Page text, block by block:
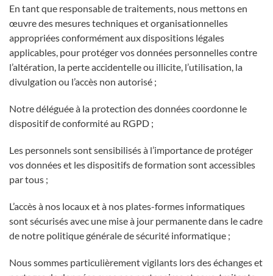
En tant que responsable de traitements, nous mettons en
œuvre des mesures techniques et organisationnelles
appropriées conformément aux dispositions légales
applicables, pour protéger vos données personnelles contre
l’altération, la perte accidentelle ou illicite, l’utilisation, la
divulgation ou l’accès non autorisé ;
Notre déléguée à la protection des données coordonne le
dispositif de conformité au RGPD ;
Les personnels sont sensibilisés à l’importance de protéger
vos données et les dispositifs de formation sont accessibles
par tous ;
L’accès à nos locaux et à nos plates-formes informatiques
sont sécurisés avec une mise à jour permanente dans le cadre
de notre politique générale de sécurité informatique ;
Nous sommes particulièrement vigilants lors des échanges et